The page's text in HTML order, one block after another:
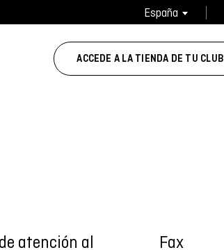
España
ACCEDE A LA TIENDA DE TU CLUB
atención al
Fax